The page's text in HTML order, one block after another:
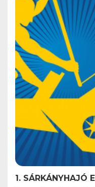
1. SÁRKÁNYHAJÓ